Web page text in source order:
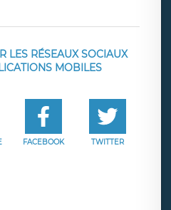
LES RÉSEAUX SOCIAUX
MOBILES
FACEBOOK TWITTER